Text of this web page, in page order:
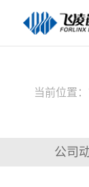
当前位置：
公司